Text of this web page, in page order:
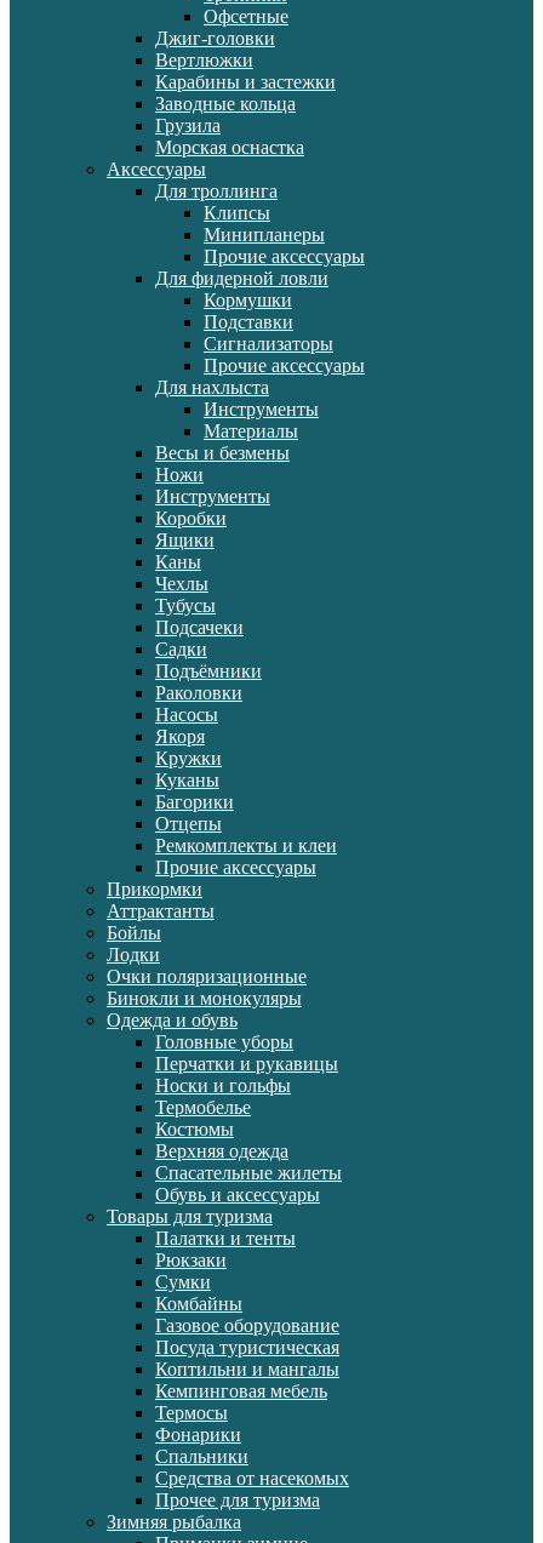
Офсетные
Джиг-головки
Вертлюжки
Карабины и застежки
Заводные кольца
Грузила
Морская оснастка
Аксессуары
Для троллинга
Клипсы
Минипланеры
Прочие аксессуары
Для фидерной ловли
Кормушки
Подставки
Сигнализаторы
Прочие аксессуары
Для нахлыста
Инструменты
Материалы
Весы и безмены
Ножи
Инструменты
Коробки
Ящики
Каны
Чехлы
Тубусы
Подсачеки
Садки
Подъёмники
Раколовки
Насосы
Якоря
Кружки
Куканы
Багорики
Отцепы
Ремкомплекты и клеи
Прочие аксессуары
Прикормки
Аттрактанты
Бойлы
Лодки
Очки поляризационные
Бинокли и монокуляры
Одежда и обувь
Головные уборы
Перчатки и рукавицы
Носки и гольфы
Термобелье
Костюмы
Верхняя одежда
Спасательные жилеты
Обувь и аксессуары
Товары для туризма
Палатки и тенты
Рюкзаки
Сумки
Комбайны
Газовое оборудование
Посуда туристическая
Коптильни и мангалы
Кемпинговая мебель
Термосы
Фонарики
Спальники
Средства от насекомых
Прочее для туризма
Зимняя рыбалка